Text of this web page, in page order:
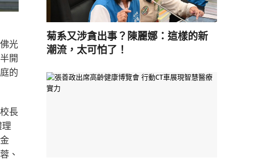
光
開
的
長
、
菊系又涉貪出事？陳麗娜：這樣的新
潮流，太可怕了！